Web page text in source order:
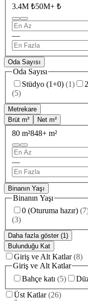
3.4M ₺50M+ ₺
—
Oda Sayısı
Oda Sayısı
Stüdyo (1+0) (1)
(5)
Metrekare
Brüt m²
Net m²
80 m²848+ m²
—
Binanın Yaşı
Binanın Yaşı
0 (Oturuma hazır) (7
(3)
Daha fazla göster (1)
Bulunduğu Kat
Giriş ve Alt Katlar (8)
Giriş ve Alt Katlar
Bahçe katı (5)
Üst Katlar (26)